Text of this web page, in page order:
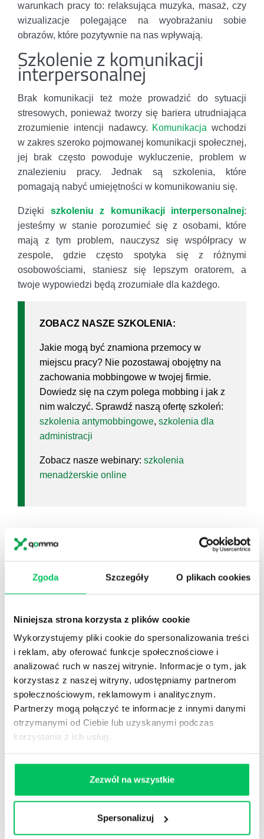
Zgoda Szczegóły O plikach cookies
Niniejsza strona korzysta z plików cookie
Wykorzystujemy pliki cookie do spersonalizowania treści
i reklam, aby oferować funkcje społecznościowe i
analizować ruch w naszej witrynie. Informacje o tym, jak
korzystasz z naszej witryny, udostępniamy partnerom
społecznościowym, reklamowym i analitycznym.
Partnerzy mogą połączyć te informacje z innymi danymi
otrzymanymi od Ciebie lub uzyskanymi podczas
korzystania z ich usług.
Zezwól na wszystkie
Spersonalizuj
warunkach pracy to: relaksująca muzyka, masaż, czy
wizualizacje polegające na wyobrażaniu sobie
obrazów, które pozytywnie na nas wpływają.
Szkolenie z komunikacji
interpersonalnej
Brak komunikacji też może prowadzić do sytuacji
stresowych, ponieważ tworzy się bariera utrudniająca
zrozumienie intencji nadawcy. Komunikacja wchodzi
w zakres szeroko pojmowanej komunikacji społecznej,
jej brak często powoduje wykluczenie, problem w
znalezieniu pracy. Jednak są szkolenia, które
pomagają nabyć umiejętności w komunikowaniu się.
Dzięki szkoleniu z komunikacji interpersonalnej:
jesteśmy w stanie porozumieć się z osobami, które
mają z tym problem, nauczysz się współpracy w
zespole, gdzie często spotyka się z różnymi
osobowościami, staniesz się lepszym oratorem, a
twoje wypowiedzi będą zrozumiałe dla każdego.
ZOBACZ NASZE SZKOLENIA:
Jakie mogą być znamiona przemocy w
miejscu pracy? Nie pozostawaj obojętny na
zachowania mobbingowe w twojej firmie.
Dowiedz się na czym polega mobbing i jak z
nim walczyć. Sprawdź naszą ofertę szkoleń:
szkolenia antymobbingowe, szkolenia dla
administracji
Zobacz nasze webinary: szkolenia
menadżerskie online
ZARZĄDZANIE STRESEM I
Koniec z paraliżującym stresem! Dzięki nam
dowiesz się jak obniżać stres kiedy sytuacja tego
optymalny. Szkolenie antystresowe skierowane…
ZOBACZ SZKOLENIE
KLASYCZNE, TRADYCYJNE ZARZĄDZANIE
PROJEKTAMI
ZOBACZ SZKOLENIE
NEWSLETTER HR
Zapisz się na nasznarzędziowy newsletter
. Rozwijaj się z partnerem,
który naprawdę rozumie HR i biznes